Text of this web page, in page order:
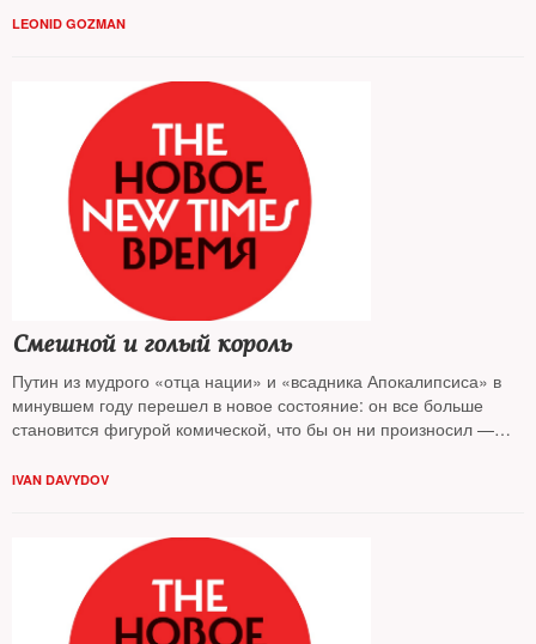
Леонид Гозман
LEONID GOZMAN
Смешной и голый король
Путин из мудрого «отца нации» и «всадника Апокалипсиса» в
минувшем году перешел в новое состояние: он все больше
становится фигурой комической, что бы он ни произносил —
IVAN DAVYDOV